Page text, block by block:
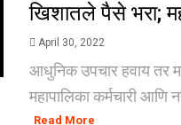
खिशातले पैसे भरा;
April 30, 2022
आधुनिक उपचार हवाय तर
महापालिका कर्मचारी आणि
Read More